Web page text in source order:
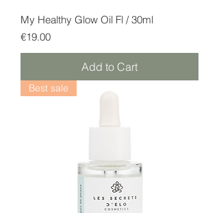
My Healthy Glow Oil Fl / 30ml
Price
€19.00
Add to Cart
Best sale